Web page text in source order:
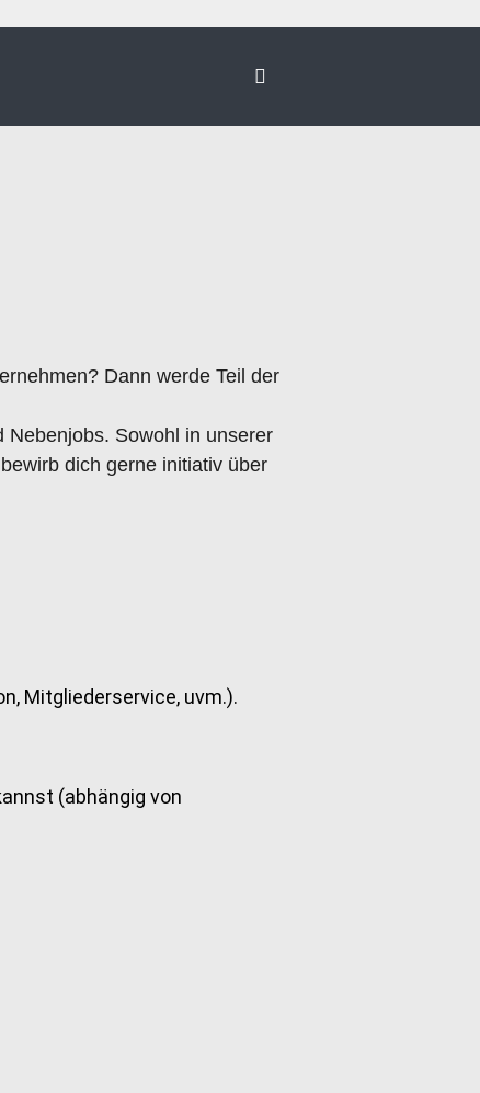
Dann werde Teil der
Nebenjobs. Sowohl in unserer
dich gerne initiativ über
Mitgliederservice, uvm.).
(abhängig von